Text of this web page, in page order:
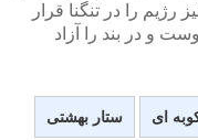
رژیم را در تنگنا قرار
و در بند را آزاد
ای ستار بهشتی